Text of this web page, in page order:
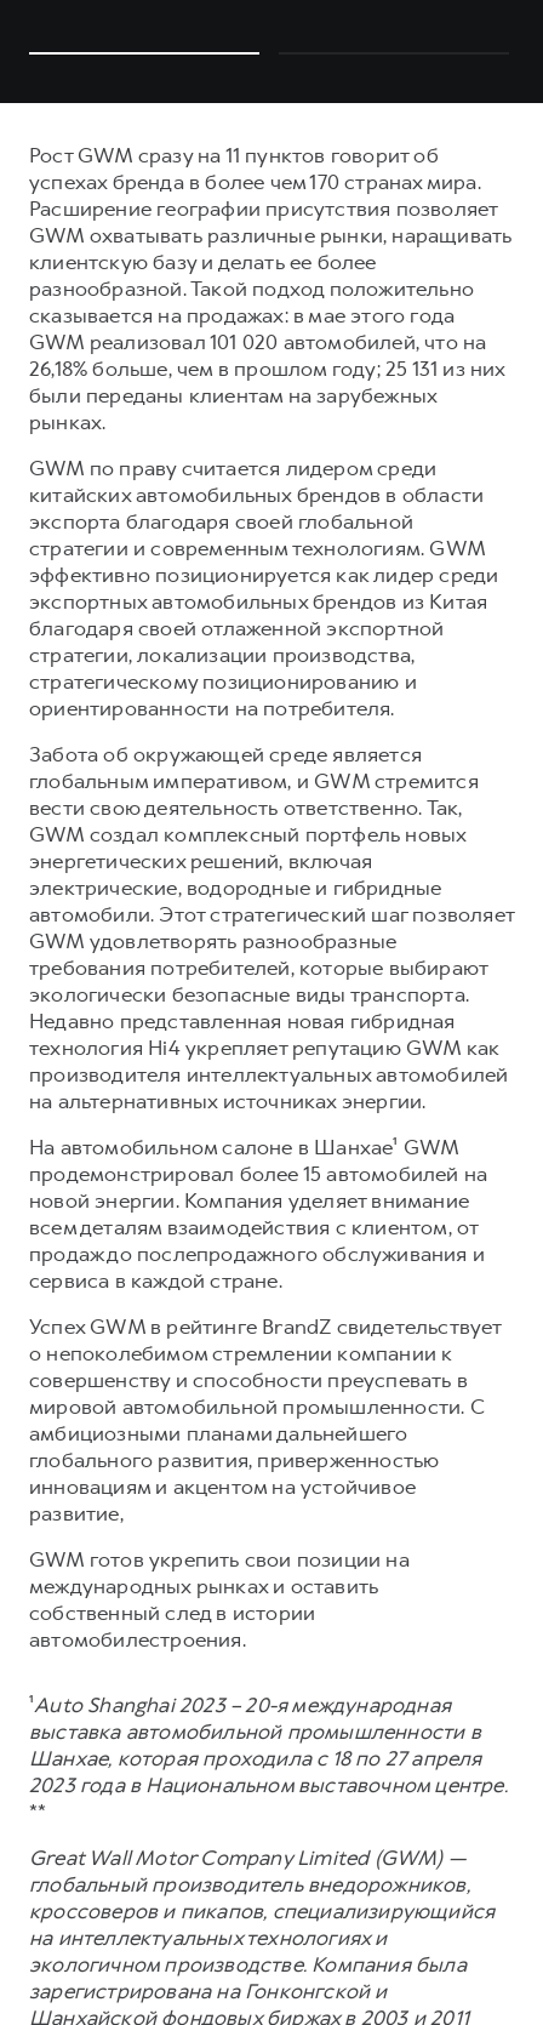
Рост GWM сразу на 11 пунктов говорит об
успехах бренда в более чем 170 странах мира.
Расширение географии присутствия позволяет
GWM охватывать различные рынки, наращивать
клиентскую базу и делать ее более
разнообразной. Такой подход положительно
сказывается на продажах: в мае этого года
GWM реализовал 101 020 автомобилей, что на
26,18% больше, чем в прошлом году; 25 131 из них
были переданы клиентам на зарубежных
рынках.
GWM по праву считается лидером среди
китайских автомобильных брендов в области
экспорта благодаря своей глобальной
стратегии и современным технологиям. GWM
эффективно позиционируется как лидер среди
экспортных автомобильных брендов из Китая
благодаря своей отлаженной экспортной
стратегии, локализации производства,
стратегическому позиционированию и
ориентированности на потребителя.
Забота об окружающей среде является
глобальным императивом, и GWM стремится
вести свою деятельность ответственно. Так,
GWM создал комплексный портфель новых
энергетических решений, включая
электрические, водородные и гибридные
автомобили. Этот стратегический шаг позволяет
GWM удовлетворять разнообразные
требования потребителей, которые выбирают
экологически безопасные виды транспорта.
Недавно представленная новая гибридная
технология Hi4 укрепляет репутацию GWM как
производителя интеллектуальных автомобилей
на альтернативных источниках энергии.
На автомобильном салоне в Шанхае¹ GWM
продемонстрировал более 15 автомобилей на
новой энергии. Компания уделяет внимание
всем деталям взаимодействия с клиентом, от
продаж до послепродажного обслуживания и
сервиса в каждой стране.
Успех GWM в рейтинге BrandZ свидетельствует
о непоколебимом стремлении компании к
совершенству и способности преуспевать в
мировой автомобильной промышленности. С
амбициозными планами дальнейшего
глобального развития, приверженностью
инновациям и акцентом на устойчивое
развитие,
GWM готов укрепить свои позиции на
международных рынках и оставить
собственный след в истории
автомобилестроения.
¹Auto Shanghai 2023 – 20-я международная
выставка автомобильной промышленности в
Шанхае, которая проходила с 18 по 27 апреля
2023 года в Национальном выставочном центре.
**
Great Wall Motor Company Limited (GWM) —
глобальный производитель внедорожников,
кроссоверов и пикапов, специализирующийся
на интеллектуальных технологиях и
экологичном производстве. Компания была
зарегистрирована на Гонконгской и
Шанхайской фондовых биржах в 2003 и 2011